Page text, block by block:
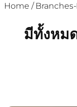
Home /
มีทั้งหม